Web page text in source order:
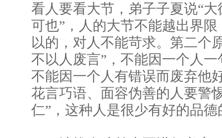
看人要看大节，弟子子夏说“
可也”，人的大节不能越出界
以的，对人不能苛求。第二个
不以人废言”，不能因一个人
不能因一个人有错误而废弃他
花言巧语、面容伪善的人要警
仁”，这种人是很少有好的品德